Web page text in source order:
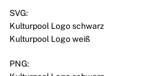
SVG:
Kulturpool Logo schwarz
Kulturpool Logo weiß
PNG: